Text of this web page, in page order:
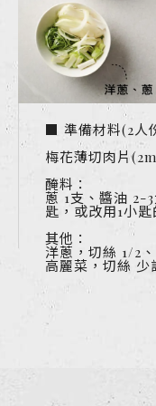
■ 準備材料(2人
梅花薄切肉片
醃料：
蔥 1支、醬油 2-
匙，或改用1小
其他：
洋蔥，切絲 1/2
高麗菜，切絲 少